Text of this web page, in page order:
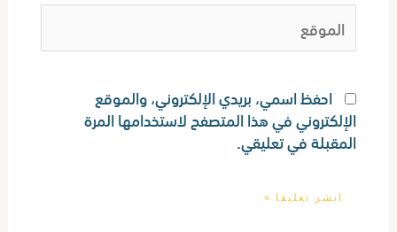
الموقع
احفظ اسمي، بريدي الإلكتروني، والموقع
الإلكتروني في هذا المتصفح لاستخدامها المرة
المقبلة في تعليقي.